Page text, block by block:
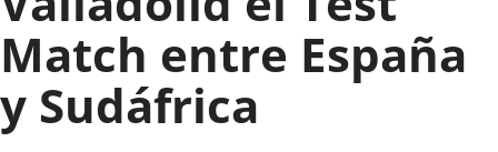
Match entre España
y Sudáfrica